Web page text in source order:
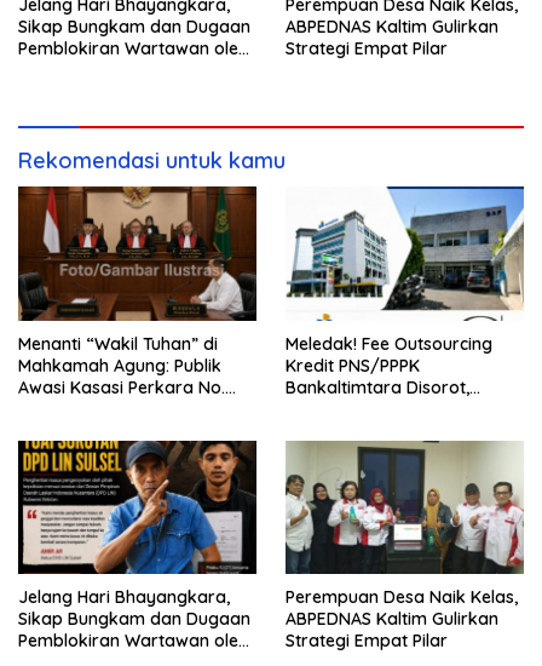
Jelang Hari Bhayangkara,
Sikap Bungkam dan Dugaan
Pemblokiran Wartawan oleh
Perempuan Desa Naik Kelas,
ABPEDNAS Kaltim Gulirkan
Strategi Empat Pilar
Rekomendasi untuk kamu
Menanti “Wakil Tuhan” di
Mahkamah Agung: Publik
Awasi Kasasi Perkara No.
Meledak! Fee Outsourcing
Kredit PNS/PPPK
Bankaltimtara Disorot,
Jelang Hari Bhayangkara,
Sikap Bungkam dan Dugaan
Pemblokiran Wartawan oleh
Perempuan Desa Naik Kelas,
ABPEDNAS Kaltim Gulirkan
Strategi Empat Pilar